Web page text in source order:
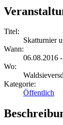
Titel:
Skatturnier
Wann:
06.08.2016
Wo:
Kategorie:
Öffentlich